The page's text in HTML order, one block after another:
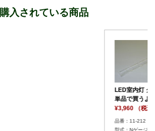
入されている商品